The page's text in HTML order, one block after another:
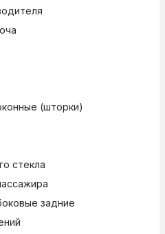
(шторки)
стекла
задние